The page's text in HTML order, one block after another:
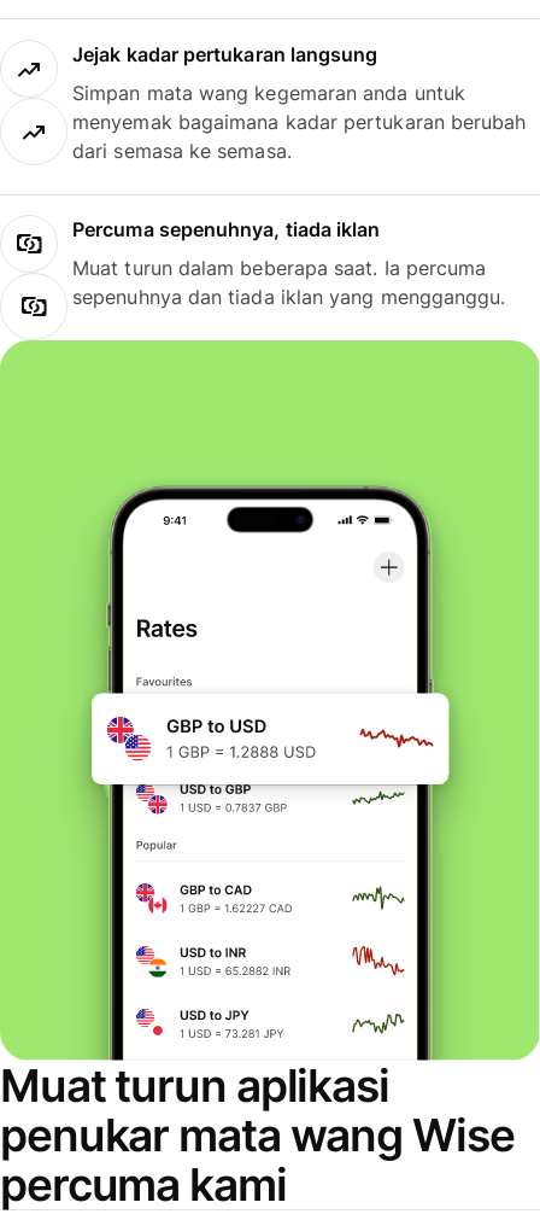
Jejak kadar pertukaran langsung
Simpan mata wang kegemaran anda untuk
menyemak bagaimana kadar pertukaran berubah
dari semasa ke semasa.
Percuma sepenuhnya, tiada iklan
Muat turun dalam beberapa saat. Ia percuma
sepenuhnya dan tiada iklan yang mengganggu.
Muat turun aplikasi
penukar mata wang Wise
percuma kami